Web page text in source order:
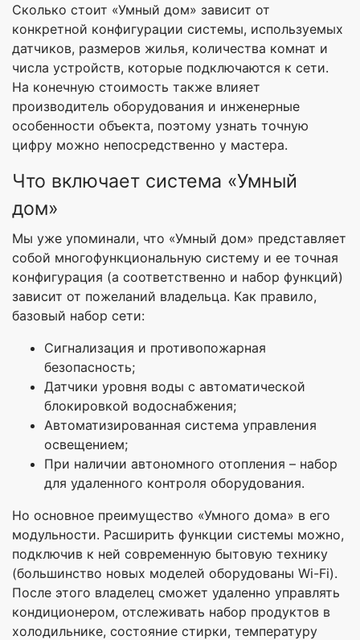
Сколько стоит «Умный дом» зависит от
конкретной конфигурации системы, используемых
датчиков, размеров жилья, количества комнат и
числа устройств, которые подключаются к сети.
На конечную стоимость также влияет
производитель оборудования и инженерные
особенности объекта, поэтому узнать точную
цифру можно непосредственно у мастера.
Что включает система «Умный
дом»
Мы уже упоминали, что «Умный дом» представляет
собой многофункциональную систему и ее точная
конфигурация (а соответственно и набор функций)
зависит от пожеланий владельца. Как правило,
базовый набор сети:
Сигнализация и противопожарная
безопасность;
Датчики уровня воды с автоматической
блокировкой водоснабжения;
Автоматизированная система управления
освещением;
При наличии автономного отопления – набор
для удаленного контроля оборудования.
Но основное преимущество «Умного дома» в его
модульности. Расширить функции системы можно,
подключив к ней современную бытовую технику
(большинство новых моделей оборудованы Wi-Fi).
После этого владелец сможет удаленно управлять
кондиционером, отслеживать набор продуктов в
холодильнике, состояние стирки, температуру